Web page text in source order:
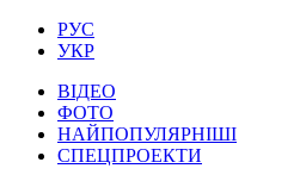
РУС
УКР
ВІДЕО
ФОТО
НАЙПОПУЛЯРНІШІ
СПЕЦПРОЕКТИ